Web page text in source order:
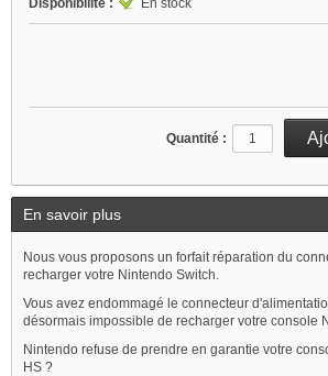
Disponibilité : En stock
Quantité :
En savoir plus
Nous vous proposons un forfait réparation du
recharger votre Nintendo Switch.
Vous avez endommagé le connecteur
désormais impossible de recharger votre console
Nintendo refuse de prendre en garantie votre
HS ?